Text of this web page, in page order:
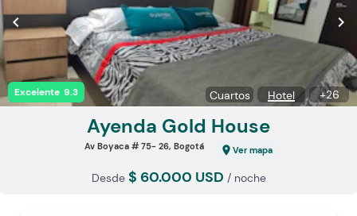
Excelente 9.3
chevron_left chevron_right
Hotel
Cuartos +26
Ayenda Gold House
Av Boyaca # 75- 26, Bogotá location_on Ver mapa
Desde $ 60.000 USD / noche